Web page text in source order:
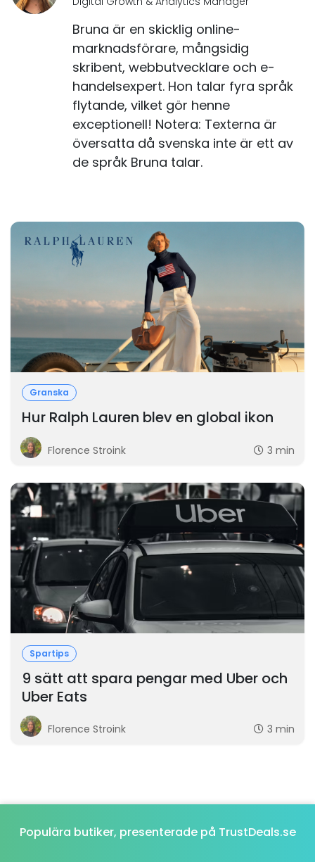
Bruna är en skicklig online-
marknadsförare, mångsidig
skribent, webbutvecklare och e-
handelsexpert. Hon talar fyra språk
flytande, vilket gör henne
exceptionell! Notera: Texterna är
översatta då svenska inte är ett av
de språk Bruna talar.
Granska
Hur Ralph Lauren blev en global ikon
Florence Stroink 3 min
Spartips
9 sätt att spara pengar med Uber och
Uber Eats
Florence Stroink 3 min
Populära butiker, presenterade på TrustDeals.se